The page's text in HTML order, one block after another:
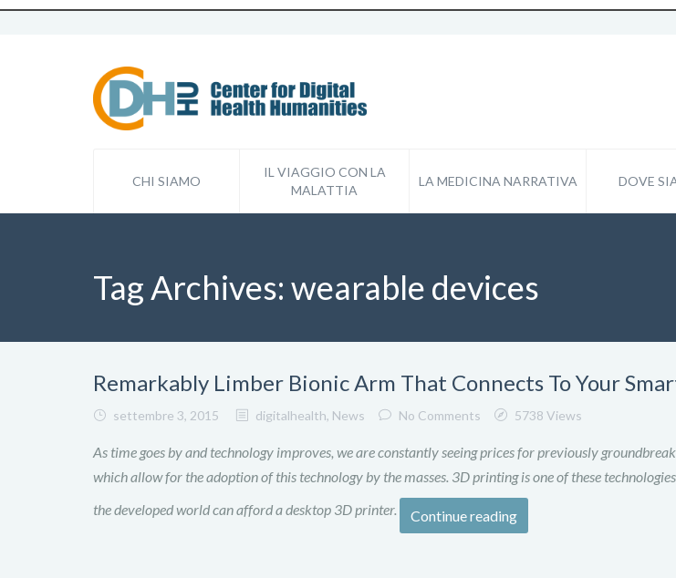
CHI SIAMO
IL VIAGGIO CON LA
MALATTIA
LA MEDICINA NARRATIVA DOVE
Tag Archives: wearable devices
Remarkably Limber Bionic Arm That Connects To Your
settembre 3, 2015 digitalhealth, News No Comments 5738 Views
As time goes by and technology improves, we are constantly seeing prices for previously
which allow for the adoption of this technology by the masses. 3D printing is one of these
the developed world can afford a desktop 3D printer.
Continue reading